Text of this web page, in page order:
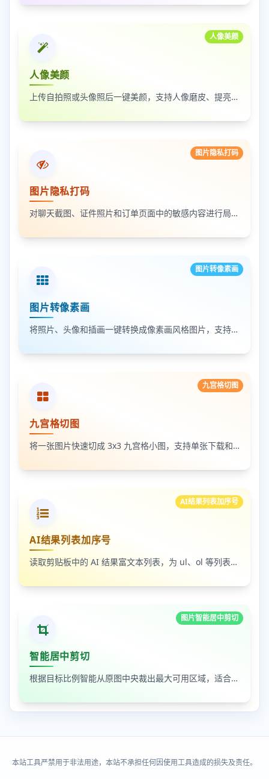
人像美颜
人像美颜
上传自拍照或头像照后一键美颜，支持人像磨皮、提亮和美颜强度调节，适合人物照片快速优化
图片隐私打码
图片隐私打码
对聊天截图、证件照片和订单页面中的敏感内容进行局部打码，支持多次框选和重复处理
图片转像素画
图片转像素画
将照片、头像和插画一键转换成像素画风格图片，支持调节像素颗粒度、输出倍率和导出格式
九宫格切图
九宫格切图
将一张图片快速切成 3x3 九宫格小图，支持单张下载和 ZIP 打包下载
AI结果列表加序号
AI结果列表加序号
读取剪贴板中的 AI 结果富文本列表，为 ul、ol 等列表自动补 1-N 序号，支持富文本和纯文本输出
图片智能居中剪切
智能居中剪切
根据目标比例智能从原图中央裁出最大可用区域，适合封面图、缩略图和平台尺寸适配
本站工具严禁用于非法用途，本站不承担任何因使用工具造成的损失及责任。